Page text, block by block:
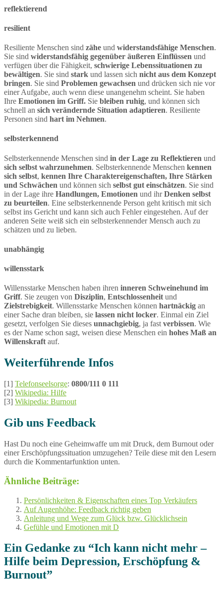
reflektierend
resilient
Resiliente Menschen sind zähe und widerstandsfähige Menschen.
Sie sind widerstandsfähig gegenüber äußeren Einflüssen und
verfügen über die Fähigkeit, schwierige Lebenssituationen zu
bewältigen. Sie sind stark und lassen sich nicht aus dem Konzept
bringen. Sie sind Problemen gewachsen und drücken sich nie vor
einer Aufgabe, auch wenn diese unangenehm scheint. Sie haben
Ihre Emotionen im Griff. Sie bleiben ruhig, und können sich
schnell an sich verändernde Situation adaptieren. Resiliente
Personen sind hart im Nehmen.
selbsterkennend
Selbsterkennende Menschen sind in der Lage zu Reflektieren und
sich selbst wahrzunehmen. Selbsterkennende Menschen kennen
sich selbst, kennen Ihre Charaktereigenschaften, Ihre Stärken
und Schwächen und können sich selbst gut einschätzen. Sie sind
in der Lage ihre Handlungen, Emotionen und ihrDenken selbst
zu beurteilen. Eine selbsterkennende Person geht kritisch mit sich
selbst ins Gericht und kann sich auch Fehler eingestehen. Auf der
anderen Seite weiß sich ein selbsterkennender Mensch auch zu
schätzen und zu lieben.
unabhängig
willensstark
Willensstarke Menschen haben ihren inneren Schweinehund im
Griff. Sie zeugen von Disziplin, Entschlossenheitund
Zielstrebigkeit. Willensstarke Menschen können hartnäckig an
einer Sache dran bleiben, sie lassen nicht locker. Einmal ein Ziel
gesetzt, verfolgen Sie dieses unnachgiebig, ja fastverbissen. Wie
es der Name schon sagt, weisen diese Menschen ein hohes Maß an
Willenskraftauf.
Weiterführende Infos
[1] Telefonseelsorge: 0800/111 0 111
[2] Wikipedia: Hilfe
[3] Wikipedia: Burnout
Gib uns Feedback
Hast Du noch eine Geheimwaffe um mit Druck, dem Burnout oder
einer Erschöpfungssituation umzugehen? Teile diese mit den Lesern
durch die Kommentarfunktion unten.
Ähnliche Beiträge:
Persönlichkeiten & Eigenschaften eines Top Verkäufers
Auf Augenhöhe: Feedback richtig geben
Anleitung und Wege zum Glück bzw. Glücklichsein
Gefühle und Emotionen mit D
Ein Gedanke zu “Ich kann nicht mehr –
Hilfe beim Depression, Erschöpfung &
Burnout”